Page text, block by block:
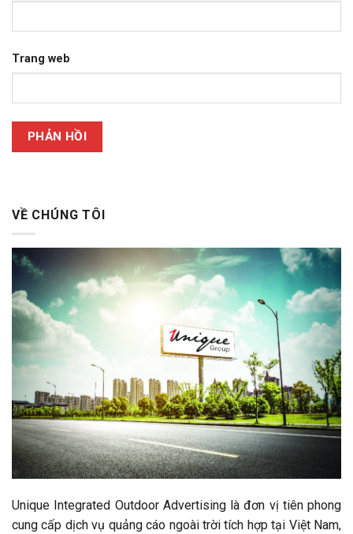
Trang web
VỀ CHÚNG TÔI
Unique Integrated Outdoor Advertising là đơn vị tiên phong
cung cấp dịch vụ quảng cáo ngoài trời tích hợp tại Việt Nam,